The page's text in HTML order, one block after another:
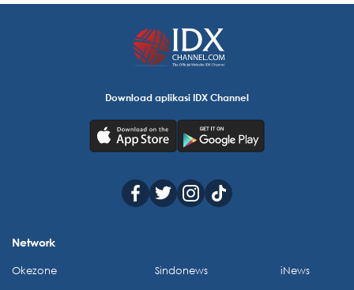
Download aplikasi IDX Channel
Network
Okezone
Sindonews
iNews